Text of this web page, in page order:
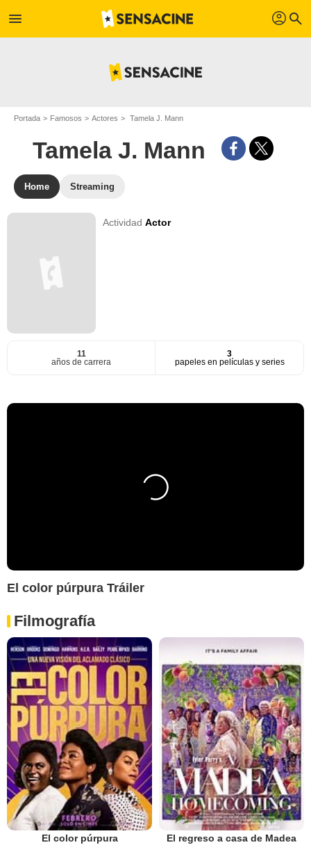
menu profil search
Portada Famosos Actores Tamela J. Mann
Tamela J. Mann
Home Streaming
ActividadActor
11
años de carrera
3
papeles en películas y series
El color púrpura Tráiler
Filmografía
El color púrpura El regreso a casa de Madea